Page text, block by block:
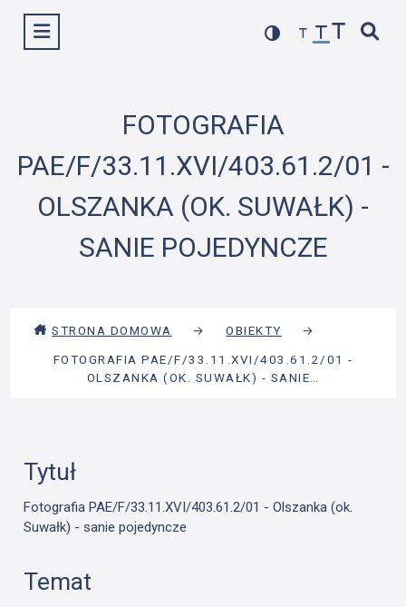
Wyświetl menu
FOTOGRAFIA
PAE/F/33.11.XVI/403.61.2/01 -
OLSZANKA (OK. SUWAŁK) -
SANIE POJEDYNCZE
STRONA DOMOWA → OBIEKTY
→
FOTOGRAFIA PAE/F/33.11.XVI/403.61.2/01 -
OLSZANKA (OK. SUWAŁK) - SANIE…
Tytuł
Fotografia PAE/F/33.11.XVI/403.61.2/01 - Olszanka (ok.
Suwałk) - sanie pojedyncze
Temat